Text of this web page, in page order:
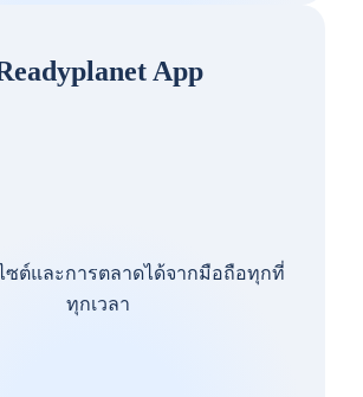
App
ซต์และการตลาดได้จากมือถือทุกที่
ทุกเวลา